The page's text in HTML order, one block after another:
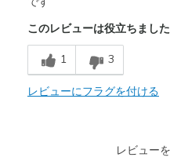
Breathe Well
Comfortable
Durable
このレビューは役立ちまし
1 3
レビューにフラグを付ける
レビュー